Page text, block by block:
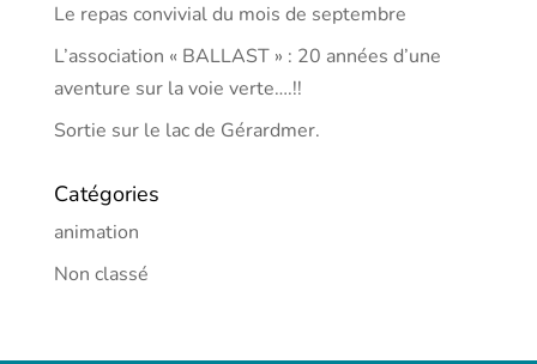
Le repas convivial du mois de septembre
L’association « BALLAST » : 20 années d’une
aventure sur la voie verte….!!
Sortie sur le lac de Gérardmer.
Catégories
animation
Non classé